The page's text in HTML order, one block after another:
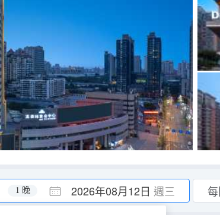
2026年08月12日 週三
1 晚